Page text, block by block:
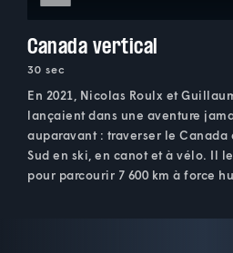
Canada vertical
30 sec
En 2021, Nicolas Roulx et
lançaient dans une aventure
auparavant : traverser le Canada
Sud en ski, en canot et à vélo. Il
pour parcourir 7 600 km à force